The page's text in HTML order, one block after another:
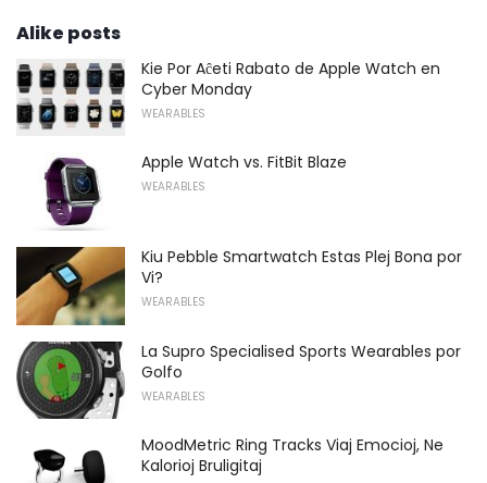
Alike posts
Kie Por Aĉeti Rabato de Apple Watch en
Cyber ​​Monday
WEARABLES
Apple Watch vs. FitBit Blaze
WEARABLES
Kiu Pebble Smartwatch Estas Plej Bona por
Vi?
WEARABLES
La Supro Specialised Sports Wearables por
Golfo
WEARABLES
MoodMetric Ring Tracks Viaj Emocioj, Ne
Kalorioj Bruligitaj